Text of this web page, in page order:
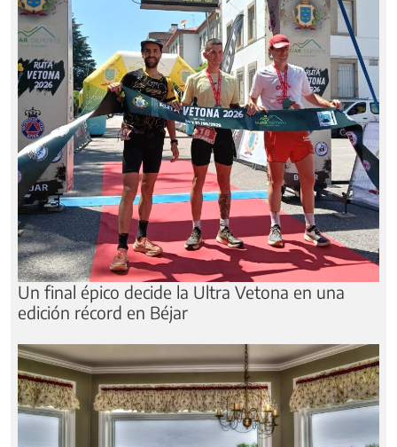
Un final épico decide la Ultra Vetona en una
edición récord en Béjar